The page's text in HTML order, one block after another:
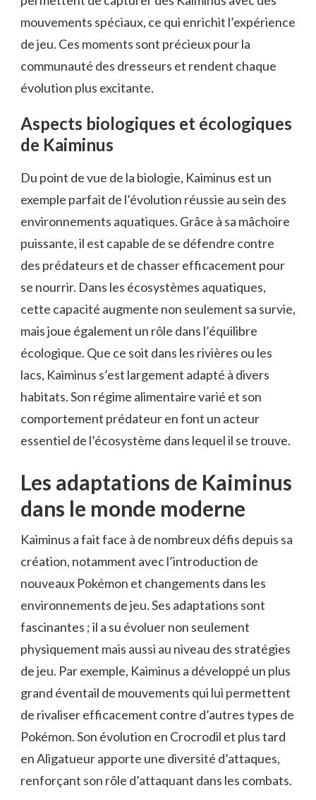
mouvements spéciaux, ce qui enrichit l’expérience
de jeu. Ces moments sont précieux pour la
communauté des dresseurs et rendent chaque
évolution plus excitante.
Aspects biologiques et écologiques
de Kaiminus
Du point de vue de la biologie, Kaiminus est un
exemple parfait de l’évolution réussie au sein des
environnements aquatiques. Grâce à sa mâchoire
puissante, il est capable de se défendre contre
des prédateurs et de chasser efficacement pour
se nourrir. Dans les écosystèmes aquatiques,
cette capacité augmente non seulement sa survie,
mais joue également un rôle dans l’équilibre
écologique. Que ce soit dans les rivières ou les
lacs, Kaiminus s’est largement adapté à divers
habitats. Son régime alimentaire varié et son
comportement prédateur en font un acteur
essentiel de l’écosystème dans lequel il se trouve.
Les adaptations de Kaiminus
dans le monde moderne
Kaiminus a fait face à de nombreux défis depuis sa
création, notamment avec l’introduction de
nouveaux Pokémon et changements dans les
environnements de jeu. Ses adaptations sont
fascinantes ; il a su évoluer non seulement
physiquement mais aussi au niveau des stratégies
de jeu. Par exemple, Kaiminus a développé un plus
grand éventail de mouvements qui lui permettent
de rivaliser efficacement contre d’autres types de
Pokémon. Son évolution en Crocrodil et plus tard
en Aligatueur apporte une diversité d’attaques,
renforçant son rôle d’attaquant dans les combats.